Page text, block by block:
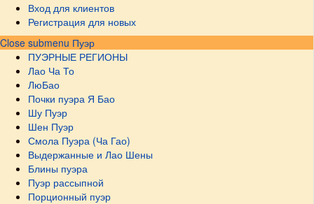
Вход для клиентов
Регистрация для новых
Close submenu Пуэр
ПУЭРНЫЕ РЕГИОНЫ
Лао Ча То
ЛюБао
Почки пуэра Я Бао
Шу Пуэр
Шен Пуэр
Смола Пуэра (Ча Гао)
Выдержанные и Лао Шены
Блины пуэра
Пуэр рассыпной
Порционный пуэр